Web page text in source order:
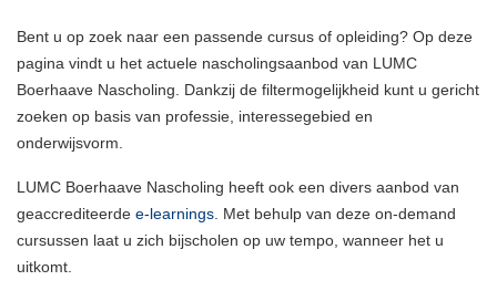
Bent u op zoek naar een passende cursus of opleiding? Op deze
pagina vindt u het actuele nascholingsaanbod van LUMC
Boerhaave Nascholing. Dankzij de filtermogelijkheid kunt u gericht
zoeken op basis van professie, interessegebied en
onderwijsvorm.
LUMC Boerhaave Nascholing heeft ook een divers aanbod van
geaccrediteerde e-learnings . Met behulp van deze on-demand
cursussen laat u zich bijscholen op uw tempo, wanneer het u
uitkomt.